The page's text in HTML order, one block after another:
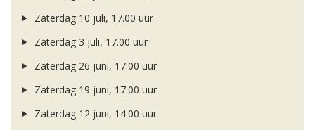
Zaterdag 10 juli, 17.00 uur
Zaterdag 3 juli, 17.00 uur
Zaterdag 26 juni, 17.00 uur
Zaterdag 19 juni, 17.00 uur
Zaterdag 12 juni, 14.00 uur